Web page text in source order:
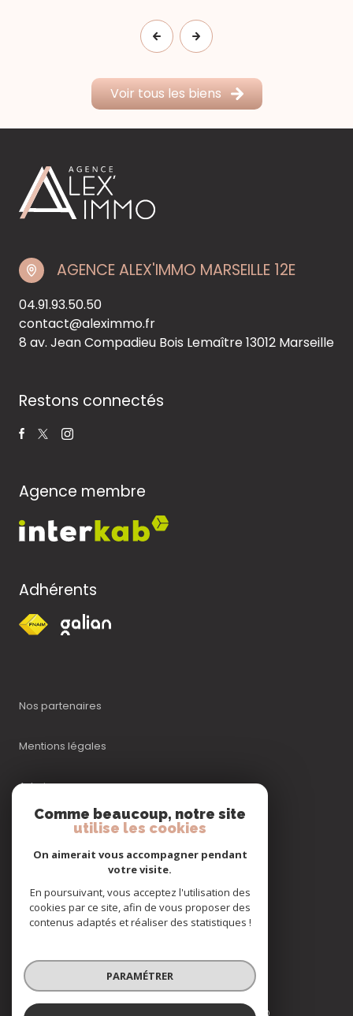
Voir tous les biens
AGENCE ALEX'IMMO MARSEILLE 12E
04.91.93.50.50
contact@aleximmo.fr
8 av. Jean Compadieu Bois Lemaître13012 Marseille
Restons connectés
Agence membre
Adhérents
Nos partenaires
Mentions légales
Admin
Nos honoraires
Cookies
© 2026 | Tous droits réservés
Comme beaucoup, notre site
utilise les cookies
On aimerait vous accompagner pendant
votre visite.
En poursuivant, vous acceptez l'utilisation des
cookies par ce site, afin de vous proposer des
contenus adaptés et réaliser des statistiques !
PARAMÉTRER